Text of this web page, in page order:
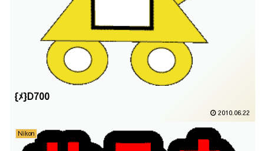
{ﾒ}D700
2010.06.22
Nikon